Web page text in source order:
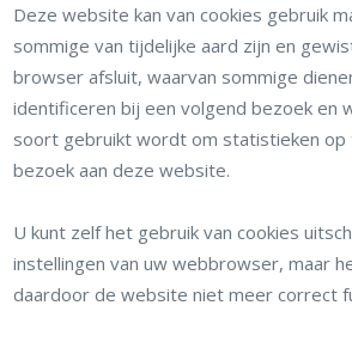
Deze website kan van cookies gebruik
sommige van tijdelijke aard zijn en
browser afsluit, waarvan sommige
identificeren bij een volgend bezoek en
soort gebruikt wordt om statistieken
bezoek aan deze website.
U kunt zelf het gebruik van cookies
instellingen van uw webbrowser, maar
daardoor de website niet meer correct